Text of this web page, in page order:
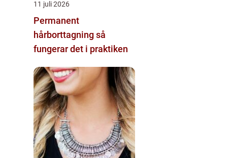
11 juli 2026
Permanent
hårborttagning så
fungerar det i praktiken